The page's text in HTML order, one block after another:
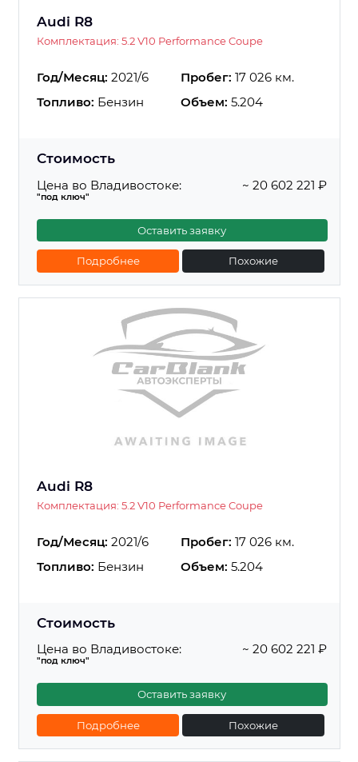
Audi R8
Комплектация: 5.2 V10 Performance Coupe
Год/Месяц: 2021/6 Пробег: 17 026 км.
Топливо: Бензин Объем: 5.204
Стоимость
Цена во Владивостоке:
"под ключ"
~ 20 602 221 ₽
Оставить заявку
Подробнее Похожие
Audi R8
Комплектация: 5.2 V10 Performance Coupe
Год/Месяц: 2021/6 Пробег: 17 026 км.
Топливо: Бензин Объем: 5.204
Стоимость
Цена во Владивостоке:
"под ключ"
~ 20 602 221 ₽
Оставить заявку
Подробнее Похожие